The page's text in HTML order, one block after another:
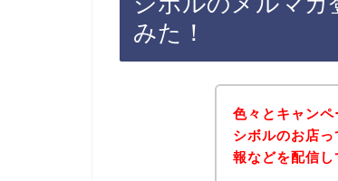
みた！
色々とキャンペ
シボルのお店
報などを配信し